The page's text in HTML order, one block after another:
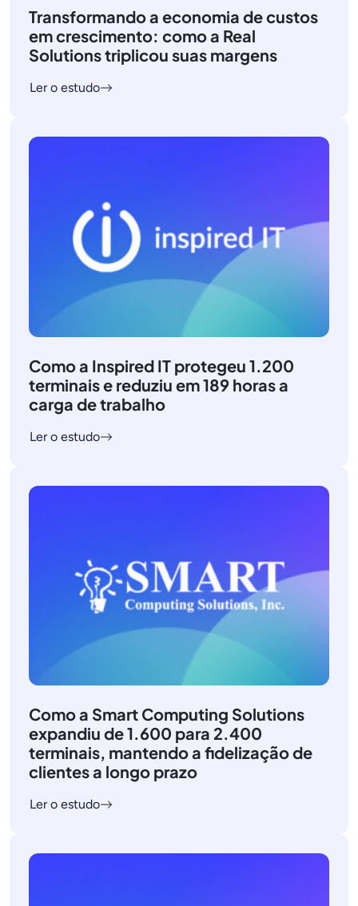
Transformando a economia de custos
em crescimento: como a Real
Solutions triplicou suas margens
Ler o estudo
Como a Inspired IT protegeu 1.200
terminais e reduziu em 189 horas a
carga de trabalho
Ler o estudo
Como a Smart Computing Solutions
expandiu de 1.600 para 2.400
terminais, mantendo a fidelização de
clientes a longo prazo
Ler o estudo